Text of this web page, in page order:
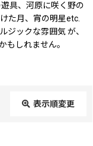
具、河原に咲く野の
た月、宵の明星etc.
ジックな雰囲気 が、
もしれません。
表示順変更